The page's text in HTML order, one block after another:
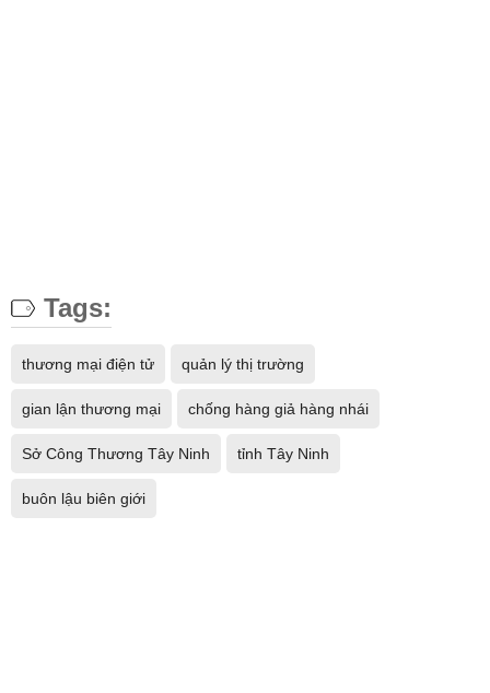
Tags:
thương mại điện tử quản lý thị trường
gian lận thương mại chống hàng giả hàng nhái
Sở Công Thương Tây Ninh tỉnh Tây Ninh
buôn lậu biên giới